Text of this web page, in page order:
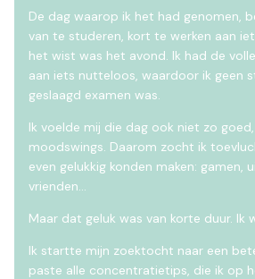
De dag waarop ik het had genomen,
van te studeren, kort te werken aan
het wist was het avond. Ik had de
aan iets nutteloos, waardoor ik geen
geslaagd examen was.
Ik voelde mij die dag ook niet zo
moodswings. Daarom zocht ik
even gelukkig konden maken: gamen,
vrienden…
Maar dat geluk was van korte duur. Ik
Ik startte mijn zoektocht naar een
paste alle concentratietips, die ik op